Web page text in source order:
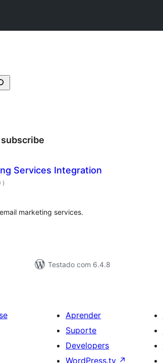
Services Integration
classificações
)
marketing services.
Testado com 6.4.8
Aprender
Suporte
Developers
WordPress.tv ↗